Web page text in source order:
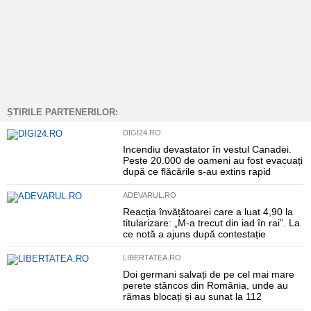
ȘTIRILE PARTENERILOR:
DIGI24.RO
Incendiu devastator în vestul Canadei.
Peste 20.000 de oameni au fost evacuați
după ce flăcările s-au extins rapid
ADEVARUL.RO
Reacția învățătoarei care a luat 4,90 la
titularizare: „M-a trecut din iad în rai”. La
ce notă a ajuns după contestație
LIBERTATEA.RO
Doi germani salvați de pe cel mai mare
perete stâncos din România, unde au
rămas blocați și au sunat la 112